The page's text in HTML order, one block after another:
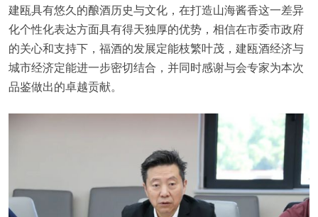
建瓯具有悠久的酿酒历史与文化，在打造山海酱香这一差异
化个性化表达方面具有得天独厚的优势，相信在市委市政府
的关心和支持下，福酒的发展定能枝繁叶茂，建瓯酒经济与
城市经济定能进一步密切结合，并同时感谢与会专家为本次
品鉴做出的卓越贡献。